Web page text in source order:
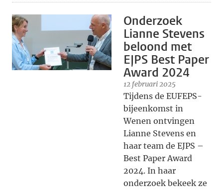
Onderzoek
Lianne Stevens
beloond met
EJPS Best Paper
Award 2024
12 februari 2025
Tijdens de EUFEPS-
bijeenkomst in
Wenen ontvingen
Lianne Stevens en
haar team de EJPS –
Best Paper Award
2024. In haar
onderzoek bekeek ze